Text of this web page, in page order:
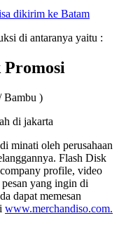
dikirim ke Batam
di antaranya yaitu :
Promosi
Bambu )
minati oleh perusahaan
Flash Disk
profile, video
yang ingin di
dapat memesan
www.merchandiso.com.